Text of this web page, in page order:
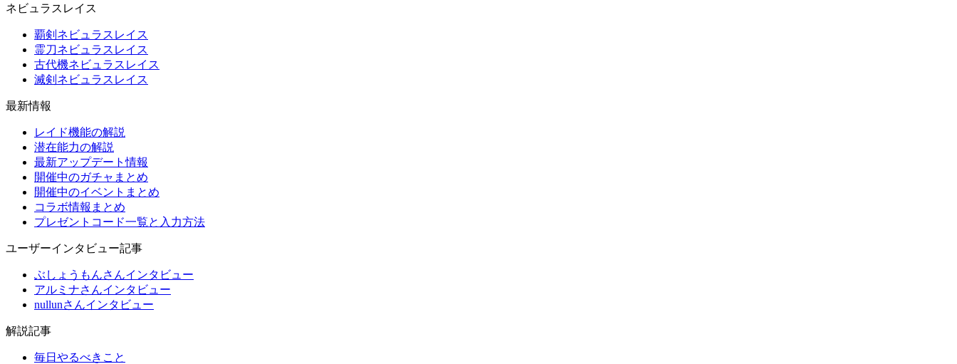
ネビュラスレイス
覇剣ネビュラスレイス
霊刀ネビュラスレイス
古代機ネビュラスレイス
滅剣ネビュラスレイス
最新情報
レイド機能の解説
潜在能力の解説
最新アップデート情報
開催中のガチャまとめ
開催中のイベントまとめ
コラボ情報まとめ
プレゼントコード一覧と入力方法
ユーザーインタビュー記事
ぶしょうもんさんインタビュー
アルミナさんインタビュー
nullunさんインタビュー
解説記事
毎日やるべきこと